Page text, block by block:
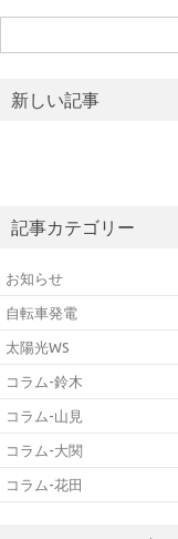
索:
新しい記事
記事カテゴリー
お知らせ
自転車発電
太陽光WS
コラム-鈴木
コラム-山見
コラム-大関
コラム-花田